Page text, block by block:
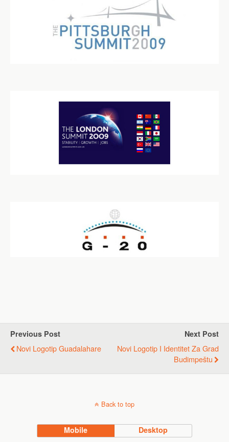
Previous Post
Novi Logotip Guadalahare
Next Post
Novi Logotip I Identitet Za Grad
Budimpeštu
Back to top
Mobile Desktop